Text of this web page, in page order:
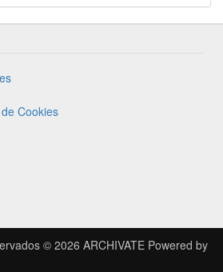
Cookies
© 2026 ARCHIVATEPowered by